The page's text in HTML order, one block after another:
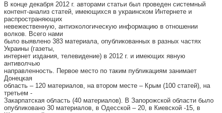
В конце декабря 2012 г. авторами статьи был проведен системный
контент-анализ статей, имеющихся в украинском Интернете и
распространяющих
невежественную, антиэкологическую информацию в отношении
волков. Всего нами
было выявлено 383 материала, опубликованных в разных частях
Украины (газеты,
интернет издания, телевидение) в 2012 г. и имеющих явную
антиволчью
направленность. Первое место по таким публикациям занимает
Донецкая
область – 120 материалов, на втором месте – Крым (100 статей), на
третьем -
Закарпатская область (40 материалов). В Запорожской области было
опубликовано 30 материалов, в Одесской – 20, в Киевской -15, в